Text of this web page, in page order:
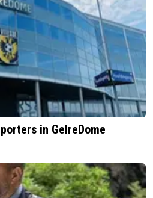
in GelreDome